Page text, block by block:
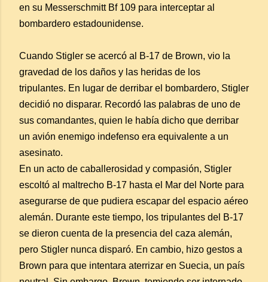
en su Messerschmitt Bf 109 para interceptar al
bombardero estadounidense.
Cuando Stigler se acercó al B-17 de Brown, vio la
gravedad de los daños y las heridas de los
tripulantes. En lugar de derribar el bombardero, Stigler
decidió no disparar. Recordó las palabras de uno de
sus comandantes, quien le había dicho que derribar
un avión enemigo indefenso era equivalente a un
asesinato.
En un acto de caballerosidad y compasión, Stigler
escoltó al maltrecho B-17 hasta el Mar del Norte para
asegurarse de que pudiera escapar del espacio aéreo
alemán. Durante este tiempo, los tripulantes del B-17
se dieron cuenta de la presencia del caza alemán,
pero Stigler nunca disparó. En cambio, hizo gestos a
Brown para que intentara aterrizar en Suecia, un país